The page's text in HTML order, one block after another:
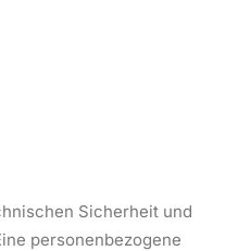
Sicherheit und
personenbezogene